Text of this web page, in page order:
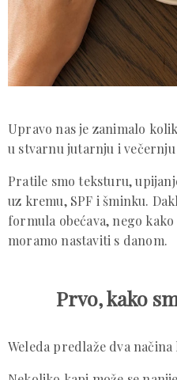
Upravo nas je zanimalo
u stvarnu jutarnju i
Pratile smo teksturu,
uz kremu, SPF i šminku.
formula obećava, nego
moramo nastaviti s danom.
Prvo, kako
Weleda predlaže dva